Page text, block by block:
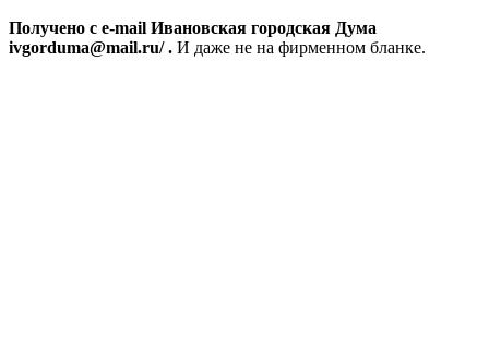
Получено с e-mail Ивановская городская Дума
ivgorduma@mail.ru/ . И даже не на фирменном бланке.